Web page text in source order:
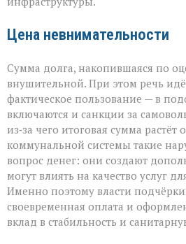
Цена невнимательности
Сумма долга, накопившаяся по
внушительной. При этом речь
фактическое пользование — в
включаются и санкции за
из‑за чего итоговая сумма растёт
коммунальной системы такие
вопрос денег: они создают
могут влиять на качество услуг
Именно поэтому власти
своевременная оплата и
вклад в стабильность и